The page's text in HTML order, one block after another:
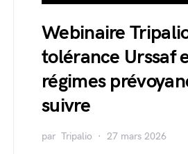
Webinaire
tolérance Urssaf
régimes
suivre
par Tripalio 27 mars 2026